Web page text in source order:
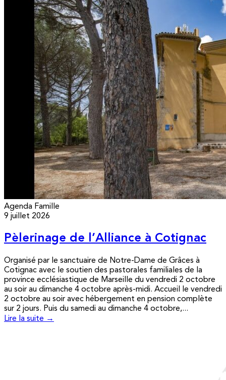
Agenda Famille
9 juillet 2026
Pèlerinage de l’Alliance à Cotignac
Organisé par le sanctuaire de Notre-Dame de Grâces à
Cotignac avec le soutien des pastorales familiales de la
province ecclésiastique de Marseille du vendredi 2 octobre
au soir au dimanche 4 octobre après-midi. Accueil le vendredi
2 octobre au soir avec hébergement en pension complète
sur 2 jours. Puis du samedi au dimanche 4 octobre,...
Lire la suite →